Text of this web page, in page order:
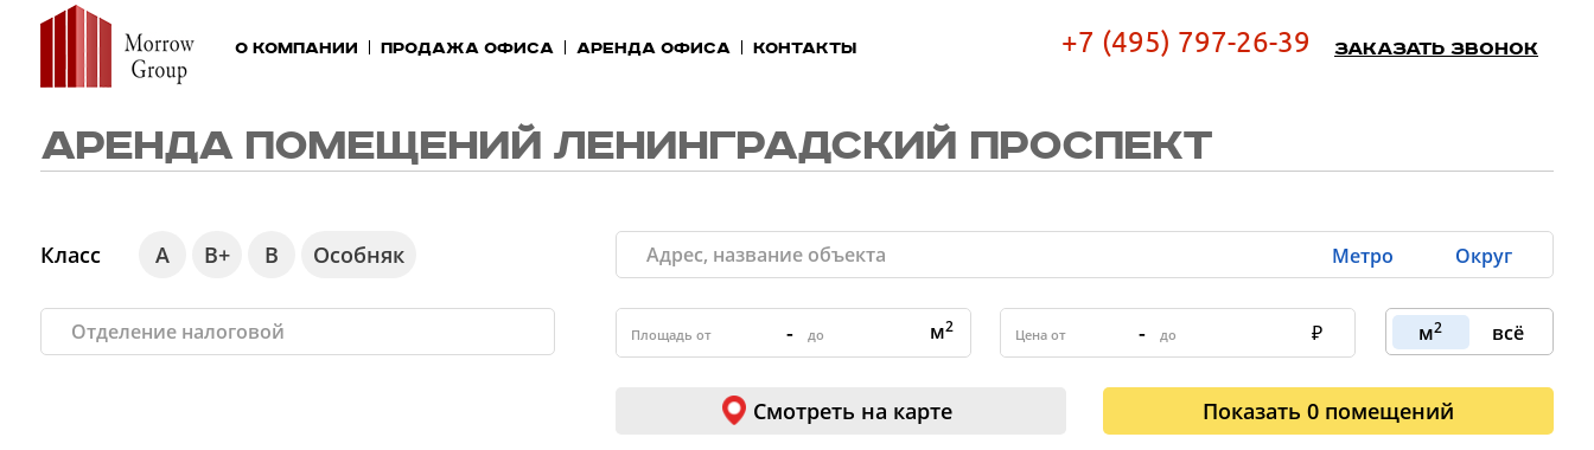
О компании Продажа офиса Аренда офиса Контакты +7 (495) 797-26-39 Заказать звонок
АРЕНДА ПОМЕЩЕНИЙ ЛЕНИНГРАДСКИЙ ПРОСПЕКТ
Класс А В+ В Особняк Метро Округ
- м2 - м2 всё
Смотреть на карте Показать0 помещений